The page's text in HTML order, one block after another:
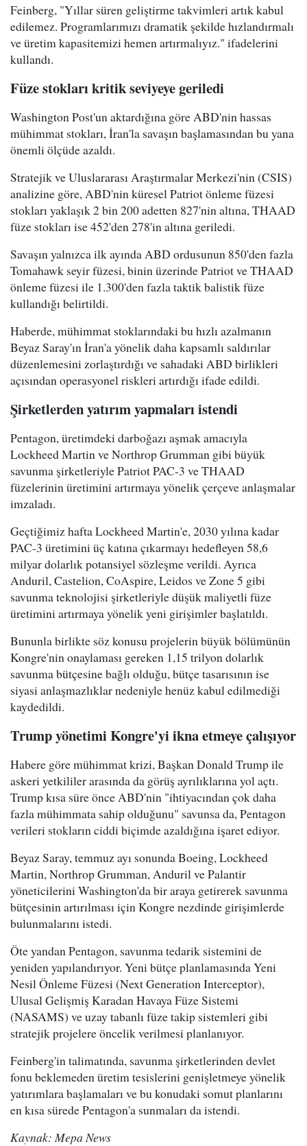
Feinberg, "Yıllar süren geliştirme takvimleri artık kabul
edilemez. Programlarımızı dramatik şekilde hızlandırmalı
ve üretim kapasitemizi hemen artırmalıyız." ifadelerini
kullandı.
Füze stokları kritik seviyeye geriledi
Washington Post'un aktardığına göre ABD'nin hassas
mühimmat stokları, İran'la savaşın başlamasından bu yana
önemli ölçüde azaldı.
Stratejik ve Uluslararası Araştırmalar Merkezi'nin (CSIS)
analizine göre, ABD'nin küresel Patriot önleme füzesi
stokları yaklaşık 2 bin 200 adetten 827'nin altına, THAAD
füze stokları ise 452'den 278'in altına geriledi.
Savaşın yalnızca ilk ayında ABD ordusunun 850'den fazla
Tomahawk seyir füzesi, binin üzerinde Patriot ve THAAD
önleme füzesi ile 1.300'den fazla taktik balistik füze
kullandığı belirtildi.
Haberde, mühimmat stoklarındaki bu hızlı azalmanın
Beyaz Saray'ın İran'a yönelik daha kapsamlı saldırılar
düzenlemesini zorlaştırdığı ve sahadaki ABD birlikleri
açısından operasyonel riskleri artırdığı ifade edildi.
Şirketlerden yatırım yapmaları istendi
Pentagon, üretimdeki darboğazı aşmak amacıyla
Lockheed Martin ve Northrop Grumman gibi büyük
savunma şirketleriyle Patriot PAC-3 ve THAAD
füzelerinin üretimini artırmaya yönelik çerçeve anlaşmalar
imzaladı.
Geçtiğimiz hafta Lockheed Martin'e, 2030 yılına kadar
PAC-3 üretimini üç katına çıkarmayı hedefleyen 58,6
milyar dolarlık potansiyel sözleşme verildi. Ayrıca
Anduril, Castelion, CoAspire, Leidos ve Zone 5 gibi
savunma teknolojisi şirketleriyle düşük maliyetli füze
üretimini artırmaya yönelik yeni girişimler başlatıldı.
Bununla birlikte söz konusu projelerin büyük bölümünün
Kongre'nin onaylaması gereken 1,15 trilyon dolarlık
savunma bütçesine bağlı olduğu, bütçe tasarısının ise
siyasi anlaşmazlıklar nedeniyle henüz kabul edilmediği
kaydedildi.
Trump yönetimi Kongre'yi ikna etmeye çalışıyor
Habere göre mühimmat krizi, Başkan Donald Trump ile
askeri yetkililer arasında da görüş ayrılıklarına yol açtı.
Trump kısa süre önce ABD'nin "ihtiyacından çok daha
fazla mühimmata sahip olduğunu" savunsa da, Pentagon
verileri stokların ciddi biçimde azaldığına işaret ediyor.
Beyaz Saray, temmuz ayı sonunda Boeing, Lockheed
Martin, Northrop Grumman, Anduril ve Palantir
yöneticilerini Washington'da bir araya getirerek savunma
bütçesinin artırılması için Kongre nezdinde girişimlerde
bulunmalarını istedi.
Öte yandan Pentagon, savunma tedarik sistemini de
yeniden yapılandırıyor. Yeni bütçe planlamasında Yeni
Nesil Önleme Füzesi (Next Generation Interceptor),
Ulusal Gelişmiş Karadan Havaya Füze Sistemi
(NASAMS) ve uzay tabanlı füze takip sistemleri gibi
stratejik projelere öncelik verilmesi planlanıyor.
Feinberg'in talimatında, savunma şirketlerinden devlet
fonu beklemeden üretim tesislerini genişletmeye yönelik
yatırımlara başlamaları ve bu konudaki somut planlarını
en kısa sürede Pentagon'a sunmaları da istendi.
Kaynak: Mepa News